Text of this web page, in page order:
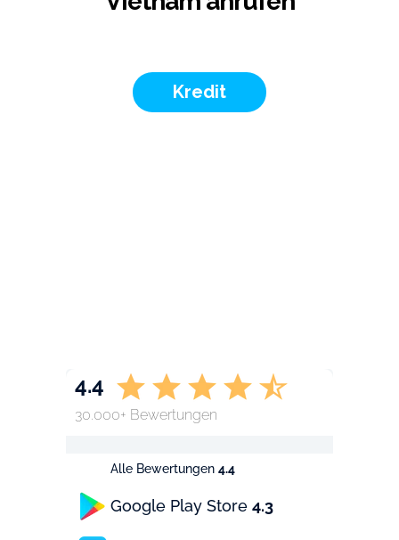
Kredit
Alle Bewertungen 4.4
Google Play Store 4.3
4.4
30.000+ Bewertungen